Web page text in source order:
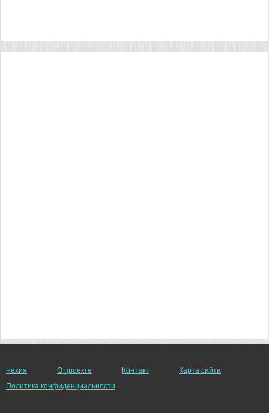
Чехия О проекте Контакт
Карта сайта
Политика конфиденциальности